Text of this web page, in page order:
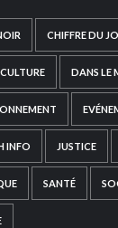
CHIFFRE DU
CULTURE DANS LE
INFO JUSTICE
SANTÉ